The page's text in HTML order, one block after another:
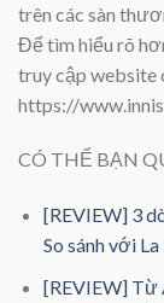
trên các sàn
Để tìm hiểu rõ
truy cập website
https://
CÓ THỂ BẠN
[REVIEW] 3
So sánh với
[REVIEW] Từ